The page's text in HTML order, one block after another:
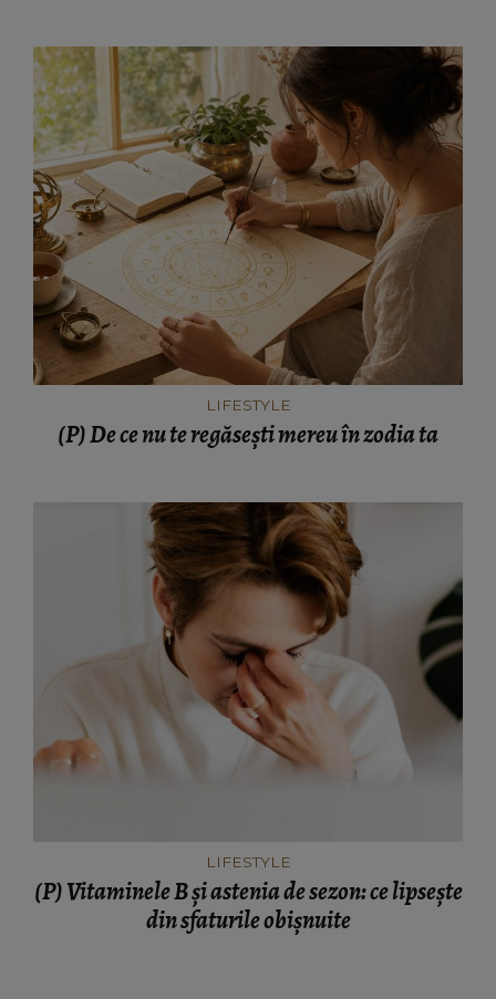
LIFESTYLE
(P) De ce nu te regăsești mereu în zodia ta
LIFESTYLE
(P) Vitaminele B și astenia de sezon: ce lipsește
din sfaturile obișnuite